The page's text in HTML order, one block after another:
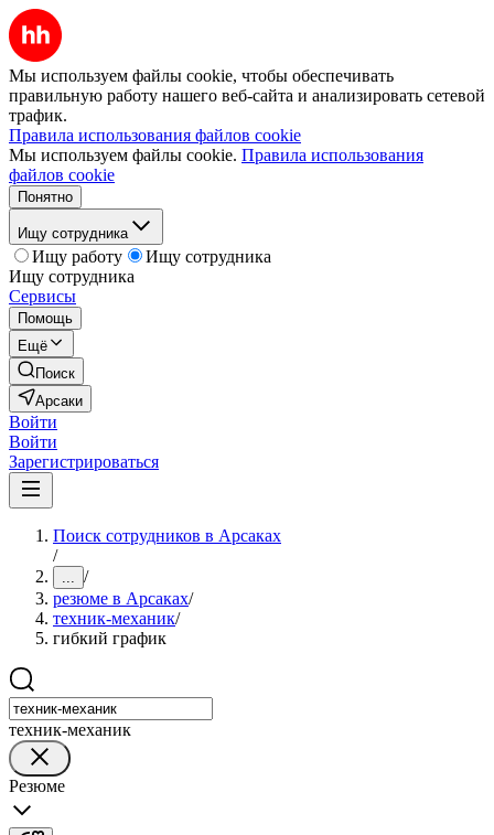
Мы используем файлы cookie, чтобы обеспечивать
правильную работу нашего веб-сайта и анализировать сетевой
трафик.
Правила использования файлов cookie
Мы используем файлы cookie. Правила использования
файлов cookie
Понятно
Ищу сотрудника
Ищу работу
Ищу сотрудника
Ищу сотрудника
Сервисы
Помощь
Ещё
Поиск
Арсаки
Войти
Войти
Зарегистрироваться
Поиск сотрудников в Арсаках
/
... /
резюме в Арсаках/
техник-механик/
гибкий график
техник-механик
Резюме